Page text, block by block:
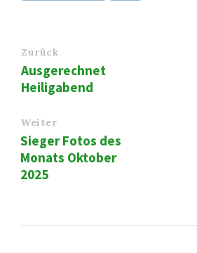
Zurück
Ausgerechnet
Heiligabend
Weiter
Sieger Fotos des
Monats Oktober
2025